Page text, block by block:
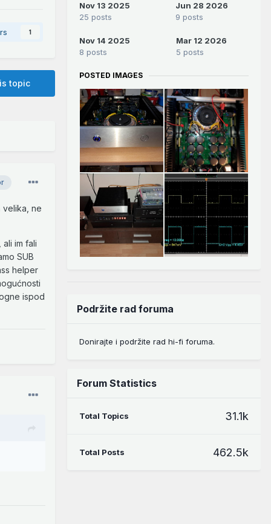
1
topic
velika, ne
im fali
SUB
helper
ispod
Nov 13 2025
25 posts
Jun 28 2026
9 posts
Nov 14 2025
8 posts
Mar 12 2026
5 posts
POSTED IMAGES
Podržite rad foruma
Donirajte i podržite rad hi-fi foruma.
Forum Statistics
Total Topics 31.1k
Total Posts 462.5k